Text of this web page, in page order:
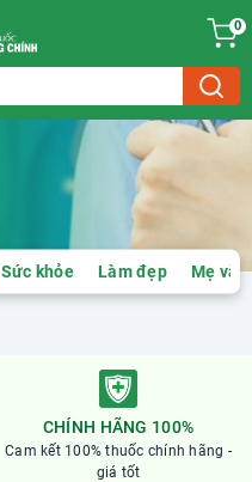
0
Sức khỏe Làm đẹp Mẹ và
CHÍNH HÃNG 100%
Cam kết 100% thuốc chính hãng -
giá tốt